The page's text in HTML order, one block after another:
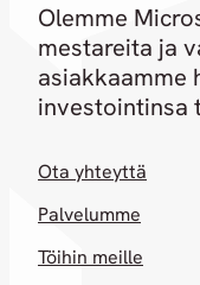
Olemme
mestareita ja
asiakkaamme
investointinsa
Ota yhteyttä
Palvelumme
Töihin meille